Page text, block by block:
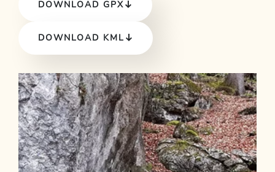
DOWNLOAD GPX
DOWNLOAD KML